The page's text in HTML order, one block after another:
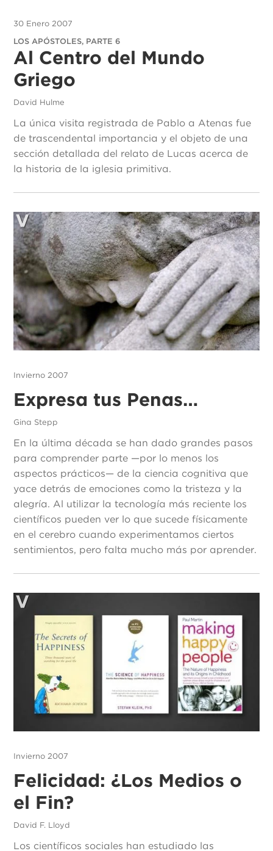
30 Enero 2007
LOS APÓSTOLES, PARTE 6
Al Centro del Mundo
Griego
David Hulme
La única visita registrada de Pablo a Atenas fue
de trascendental importancia y el objeto de una
sección detallada del relato de Lucas acerca de
la historia de la iglesia primitiva.
Invierno 2007
Expresa tus Penas…
Gina Stepp
En la última década se han dado grandes pasos
para comprender parte —por lo menos los
aspectos prácticos— de la ciencia cognitiva que
yace detrás de emociones como la tristeza y la
alegría. Al utilizar la tecnología más reciente los
científicos pueden ver lo que sucede físicamente
en el cerebro cuando experimentamos ciertos
sentimientos, pero falta mucho más por aprender.
Invierno 2007
Felicidad: ¿Los Medios o
el Fin?
David F. Lloyd
Los científicos sociales han estudiado las